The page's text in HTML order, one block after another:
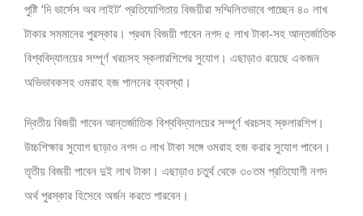
পুষ্টি ‘দি ভার্সেস অব লাইট’ প্রতিযোগিতায় বিজয়ীরা সম্মিলিতভাবে পাচ্ছেন ৪০ লাখ
টাকার সমমানের পুরস্কার। প্রথম বিজয়ী পাবেন নগদ ৫ লাখ টাকা-সহ আন্তর্জাতিক
বিশ্ববিদ্যালয়ের সম্পূর্ণ খরচসহ স্কলারশিপের সুযোগ। এছাড়াও রয়েছে একজন
অভিভাবকসহ ওমরাহ হজ পালনের ব্যবস্থা।
দ্বিতীয় বিজয়ী পাবেন আন্তর্জাতিক বিশ্ববিদ্যালয়ের সম্পূর্ণ খরচসহ স্কলারশিপ।
উচ্চশিক্ষার সুযোগ ছাড়াও নগদ ৩ লাখ টাকা সঙ্গে ওমরাহ হজ করার সুযোগ পাবেন।
তৃতীয় বিজয়ী পাবেন দুই লাখ টাকা। এছাড়াও চতুর্থ থেকে ৩০তম প্রতিযোগী নগদ
অর্থ পুরস্কার হিসেবে অর্জন করতে পারবেন।